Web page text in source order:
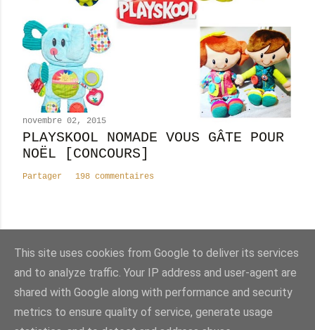
novembre 02, 2015
PLAYSKOOL NOMADE VOUS GÂTE POUR
NOËL [CONCOURS]
Partager 198 commentaires
Fourni par Blogger
This site uses cookies from Google to deliver its services
and to analyze traffic. Your IP address and user-agent are
shared with Google along with performance and security
metrics to ensure quality of service, generate usage